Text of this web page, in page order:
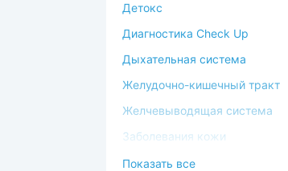
Детокс
Диагностика Check Up
Дыхательная система
Желудочно-кишечный тракт
Желчевыводящая система
Заболевания кожи
Иммунная система
Показать все